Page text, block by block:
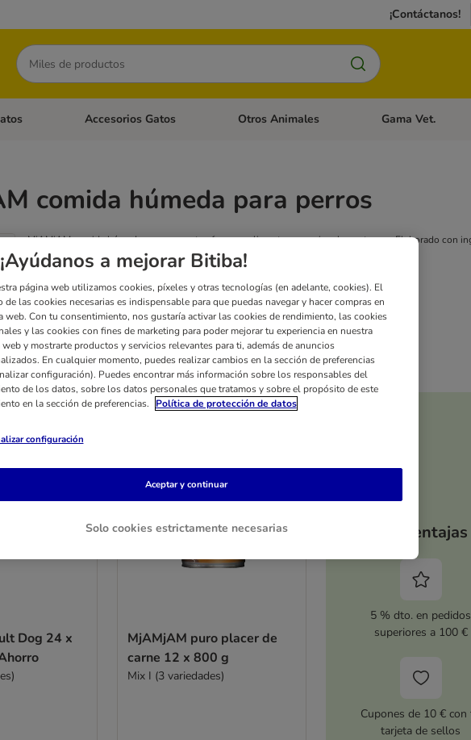
¡Contáctanos!
Buscar
abierto: Accesorios Perros
Menú de categoria abierto: Comida Gatos
Accesorios Gatos Menú de categoria abierto: Accesorios Gatos
Otros Animales Menú de categoria
Gama Vet.
comida húmeda para perros
MjAMjAM comida húmeda para perros te ofrece un alimento excepcional para tu can. Elaborado con
carne, deliciosos menús variados sin gluten ni cereales.
Dog 24 x
MjAMjAM puro placer de
carne 12 x 800 g
Mix I (3 variedades)
Tus ventajas
5 % dto. en pedidos
superiores a 100 €
Cupones de 10 € con
tarjeta de sellos
¡Ayúdanos a mejorar Bitiba!
página web utilizamos cookies, píxeles y otras tecnologías (en adelante, cookies). El
de las cookies necesarias es indispensable para que puedas navegar y hacer compras en
web. Con tu consentimiento, nos gustaría activar las cookies de rendimiento, las cookies
y las cookies con fines de marketing para poder mejorar tu experiencia en nuestra
web y mostrarte productos y servicios relevantes para ti, además de anuncios
En cualquier momento, puedes realizar cambios en la sección de preferencias
configuración). Puedes encontrar más información sobre los responsables del
de los datos, sobre los datos personales que tratamos y sobre el propósito de este
en la sección de preferencias.
Política de protección de datos
configuración
Solo cookies estrictamente necesarias
Aceptar y continuar